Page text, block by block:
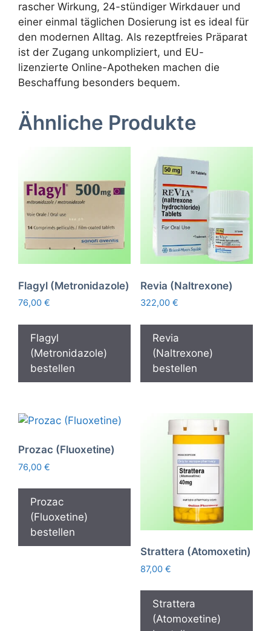
rascher Wirkung, 24-stündiger Wirkdauer und
einer einmal täglichen Dosierung ist es ideal für
den modernen Alltag. Als rezeptfreies Präparat
ist der Zugang unkompliziert, und EU-
lizenzierte Online-Apotheken machen die
Beschaffung besonders bequem.
Ähnliche Produkte
Flagyl (Metronidazole)
76,00 €
Flagyl
(Metronidazole)
bestellen
Revia (Naltrexone)
322,00 €
Revia
(Naltrexone)
bestellen
Prozac (Fluoxetine)
76,00 €
Prozac
(Fluoxetine)
bestellen
Strattera (Atomoxetin)
87,00 €
Strattera
(Atomoxetine)